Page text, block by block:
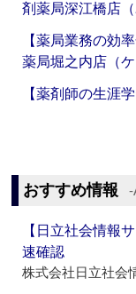
剤薬局深江橋店（
【薬局業務の効
薬局堀之内店（ケ
【薬剤師の生涯
おすすめ情報
【日立社会情報
速確認
株式会社日立社会